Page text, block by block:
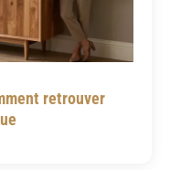
retrouver